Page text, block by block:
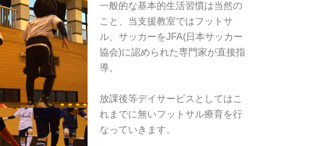
一般的な基本的生活習慣は当然の
こと、当支援教室ではフットサ
ル、サッカーをJFA(日本サッカー
協会)に認められた専門家が直接指
導。
放課後等デイサービスとしてはこ
れまでに無いフットサル療育を行
なっていきます。